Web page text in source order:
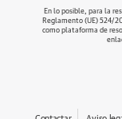
En lo posible, para la
Reglamento (UE) 524/
como plataforma de